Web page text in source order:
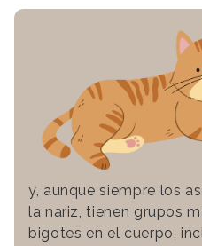
y, aunque siempre los
la nariz, tienen grupos
bigotes en el cuerpo,